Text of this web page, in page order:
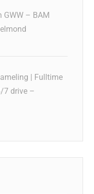
GWW – BAM
| Fulltime
7 drive –